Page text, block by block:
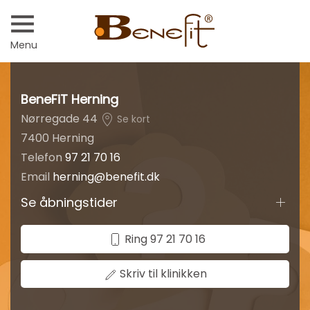
Menu
BeneFiT Herning
Nørregade 44 Se kort
7400 Herning
Telefon 97 21 70 16
Email herning@benefit.dk
Se åbningstider
Ring 97 21 70 16
Skriv til klinikken